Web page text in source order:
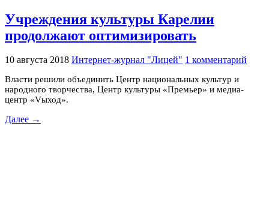
Учреждения культуры Карелии
продолжают оптимизировать
10 августа 2018 Интернет-журнал "Лицей" 1 комментарий
Власти решили объединить Центр национальных культур и
народного творчества, Центр культуры «Премьер» и медиа-
центр «Vыход».
Далее →